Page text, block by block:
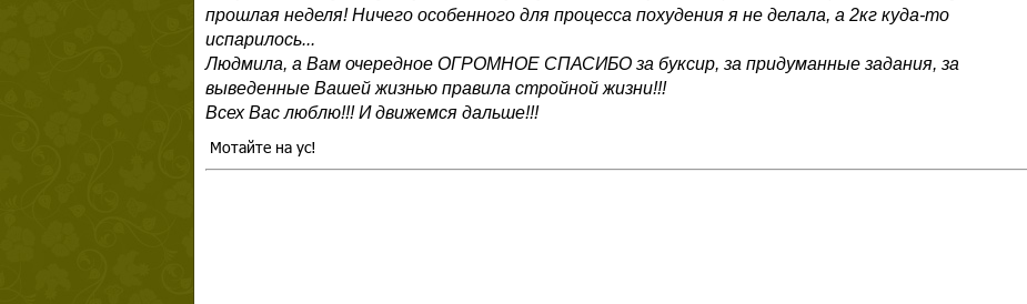
прошлая неделя! Ничего особенного для процесса похудения я не делала, а 2кг куда-то
испарилось...
Людмила, а Вам очередное ОГРОМНОЕ СПАСИБО за буксир, за придуманные задания, за
выведенные Вашей жизнью правила стройной жизни!!!
Всех Вас люблю!!! И движемся дальше!!!
Мотайте на ус!